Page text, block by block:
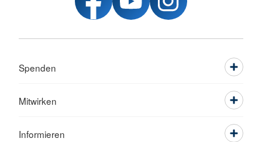
Spenden
Mitwirken
Informieren